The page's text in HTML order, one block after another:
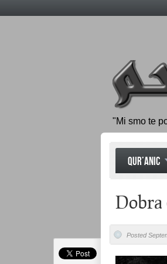
"Mi smo te
QUR’ANIC
Dobra
Posted